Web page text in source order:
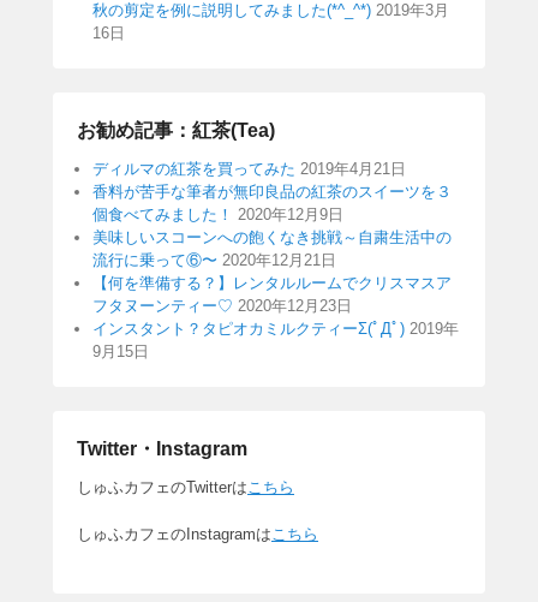
秋の剪定を例に説明してみました(*^_^*) 2019年3月
16日
お勧め記事：紅茶(Tea)
ディルマの紅茶を買ってみた 2019年4月21日
香料が苦手な筆者が無印良品の紅茶のスイーツを３
個食べてみました！ 2020年12月9日
美味しいスコーンへの飽くなき挑戦～自粛生活中の
流行に乗って⑥〜 2020年12月21日
【何を準備する？】レンタルルームでクリスマスア
フタヌーンティー♡ 2020年12月23日
インスタント？タピオカミルクティーΣ(ﾟДﾟ) 2019年
9月15日
Twitter・Instagram
しゅふカフェのTwitterはこちら
しゅふカフェのInstagramはこちら